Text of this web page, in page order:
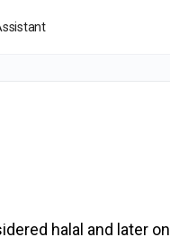
halal and later on